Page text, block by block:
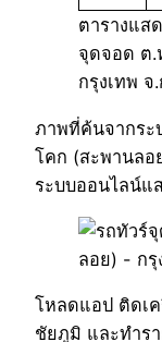
ตารางแส
จุดจอด ต.
กรุงเทพ จ
ภาพที่ค้นจากระ
โคก (สะพานลอ
ระบบออนไลน์แ
โหลดแอป ติดเ
ชัยภูมิ และทำร